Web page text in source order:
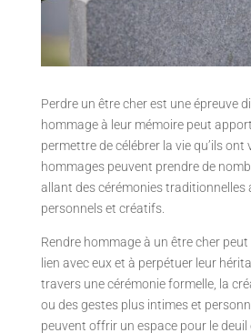
Perdre un être cher est une épreuve
hommage à leur mémoire peut
permettre de célébrer la vie qu’ils ont
hommages peuvent prendre de
allant des cérémonies traditionnelles
personnels et créatifs.
Rendre hommage à un être cher
lien avec eux et à perpétuer leur
travers une cérémonie formelle, la
ou des gestes plus intimes et
peuvent offrir un espace pour le